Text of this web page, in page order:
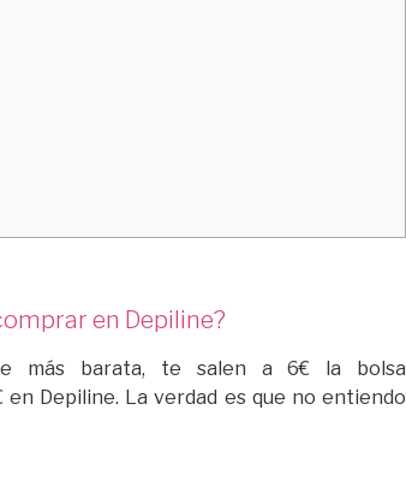
en Depiline?
más barata, te salen a 6€ la bolsa
Depiline. La verdad es que no entiendo